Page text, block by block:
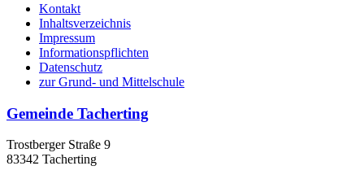
Kontakt
Inhaltsverzeichnis
Impressum
Informationspflichten
Datenschutz
zur Grund- und Mittelschule
Gemeinde Tacherting
Trostberger Straße 9
83342 Tacherting